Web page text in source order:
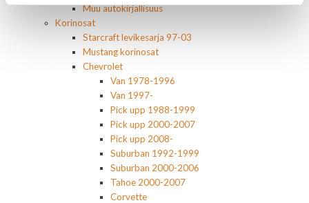
Muu autokirjallisuus
Korinosat
Starcraft levikesarja 97-03
Mustang korinosat
Chevrolet
Van 1978-1996
Van 1997-
Pick upp 1988-1999
Pick upp 2000-2007
Pick upp 2008-
Suburban 1992-1999
Suburban 2000-2006
Tahoe 2000-2007
Corvette